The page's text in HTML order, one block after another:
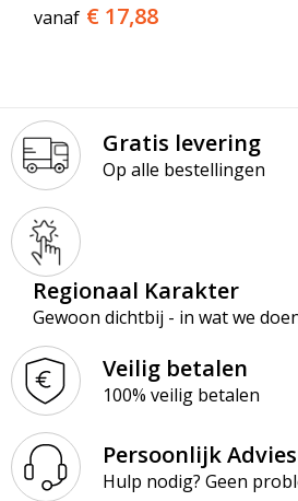
vanaf € 17,88
Gratis levering
Op alle bestellingen
Regionaal Karakter
Gewoon dichtbij - in wat we
Veilig betalen
100% veilig betalen
Persoonlijk Advies
Hulp nodig? Geen